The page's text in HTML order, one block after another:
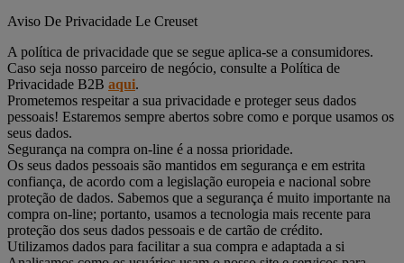
Aviso De Privacidade Le Creuset
A política de privacidade que se segue aplica-se a consumidores.
Caso seja nosso parceiro de negócio, consulte a Política de
Privacidade B2B aqui.
Prometemos respeitar a sua privacidade e proteger seus dados
pessoais! Estaremos sempre abertos sobre como e porque usamos os
seus dados.
Segurança na compra on-line é a nossa prioridade.
Os seus dados pessoais são mantidos em segurança e em estrita
confiança, de acordo com a legislação europeia e nacional sobre
proteção de dados. Sabemos que a segurança é muito importante na
compra on-line; portanto, usamos a tecnologia mais recente para
proteção dos seus dados pessoais e de cartão de crédito.
Utilizamos dados para facilitar a sua compra e adaptada a si